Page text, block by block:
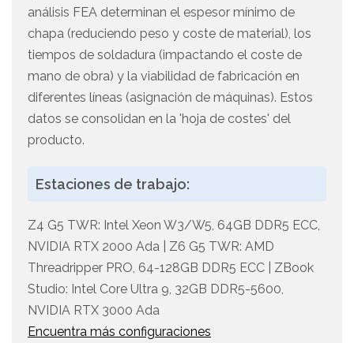
análisis FEA determinan el espesor mínimo de
chapa (reduciendo peso y coste de material), los
tiempos de soldadura (impactando el coste de
mano de obra) y la viabilidad de fabricación en
diferentes líneas (asignación de máquinas). Estos
datos se consolidan en la 'hoja de costes' del
producto.
Estaciones de trabajo:
Z4 G5 TWR: Intel Xeon W3/W5, 64GB DDR5 ECC,
NVIDIA RTX 2000 Ada | Z6 G5 TWR: AMD
Threadripper PRO, 64-128GB DDR5 ECC | ZBook
Studio: Intel Core Ultra 9, 32GB DDR5-5600,
NVIDIA RTX 3000 Ada
Encuentra más configuraciones